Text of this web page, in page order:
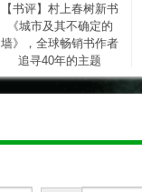
【书评】村上春树新书
《城市及其不确定的
墙》，全球畅销书作者
追寻40年的主题